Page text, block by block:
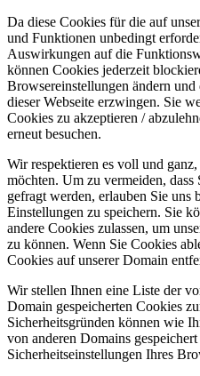
Da diese Cookies für die auf
und Funktionen unbedingt
Auswirkungen auf die
können Cookies jederzeit
Browsereinstellungen ändern
dieser Webseite erzwingen. Sie
Cookies zu akzeptieren /
erneut besuchen.
Wir respektieren es voll und
möchten. Um zu vermeiden,
gefragt werden, erlauben Sie
Einstellungen zu speichern. Sie
andere Cookies zulassen, um
zu können. Wenn Sie Cookies
Cookies auf unserer Domain
Wir stellen Ihnen eine Liste der
Domain gespeicherten Cookies
Sicherheitsgründen können wie
von anderen Domains
Sicherheitseinstellungen Ihres